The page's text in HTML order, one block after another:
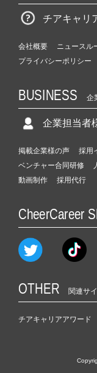
チアキャリ
会社概要 ニュースル
プライバシーポリシー
BUSINESS 企
企業担当者
掲載企業様の声 採用
ベンチャー合同研修
動画制作
採用代行
CheerCareer
OTHER 関連サ
チアキャリアアワード